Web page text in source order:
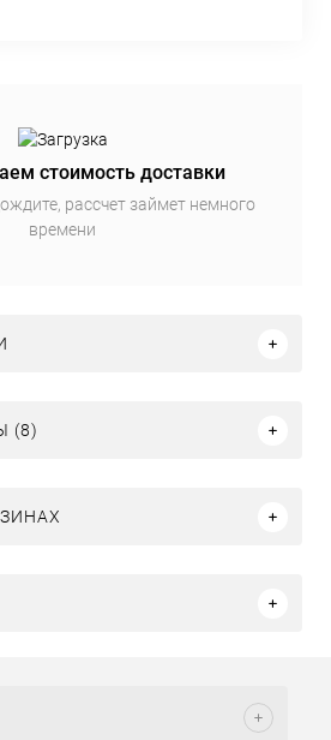
стоимость доставки
рассчет займет немного
времени
(8)